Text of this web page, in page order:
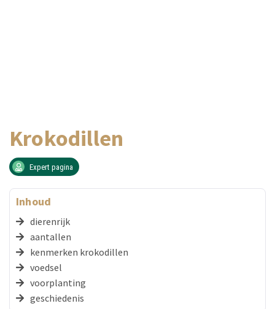
Krokodillen
Expert pagina
Inhoud
dierenrijk
aantallen
kenmerken krokodillen
voedsel
voorplanting
geschiedenis